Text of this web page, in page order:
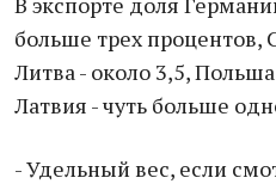
больше трех
Литва - около 3,5,
Латвия - чуть больше
- Удельный вес, если